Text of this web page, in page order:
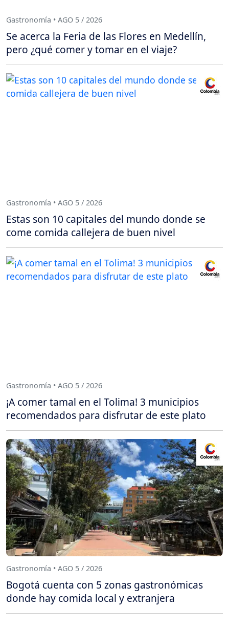
Gastronomía • AGO 5 / 2026
Se acerca la Feria de las Flores en Medellín,
pero ¿qué comer y tomar en el viaje?
Gastronomía • AGO 5 / 2026
Estas son 10 capitales del mundo donde se
come comida callejera de buen nivel
Gastronomía • AGO 5 / 2026
¡A comer tamal en el Tolima! 3 municipios
recomendados para disfrutar de este plato
Gastronomía • AGO 5 / 2026
Bogotá cuenta con 5 zonas gastronómicas
donde hay comida local y extranjera